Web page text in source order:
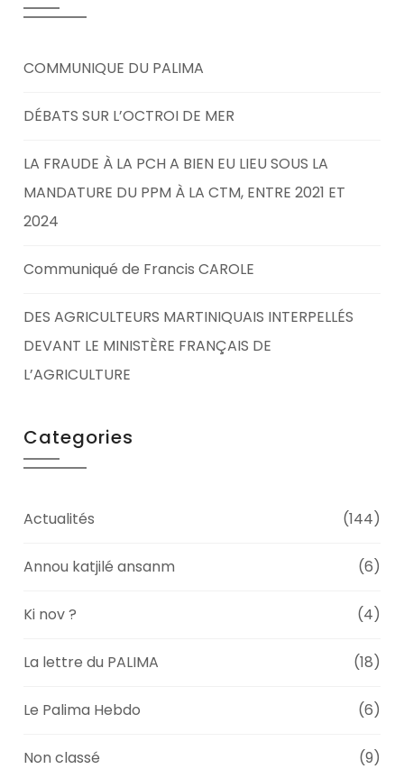
COMMUNIQUE DU PALIMA
DÉBATS SUR L’OCTROI DE MER
LA FRAUDE À LA PCH A BIEN EU LIEU SOUS LA
MANDATURE DU PPM À LA CTM, ENTRE 2021 ET
2024
Communiqué de Francis CAROLE
DES AGRICULTEURS MARTINIQUAIS INTERPELLÉS
DEVANT LE MINISTÈRE FRANÇAIS DE
L’AGRICULTURE
Categories
Actualités (144)
Annou katjilé ansanm (6)
Ki nov ? (4)
La lettre du PALIMA (18)
Le Palima Hebdo (6)
Non classé (9)